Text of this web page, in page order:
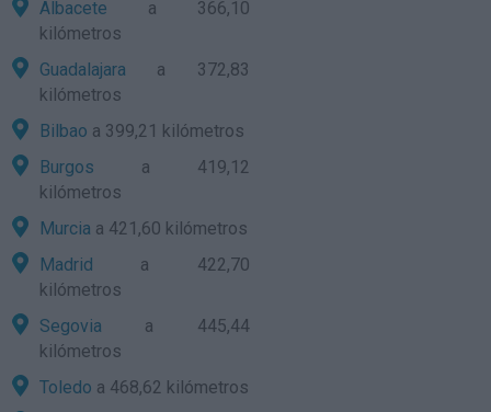
Albacete a 366,10
kilómetros
Guadalajara a 372,83
kilómetros
Bilbao a 399,21 kilómetros
Burgos a 419,12
kilómetros
Murcia a 421,60 kilómetros
Madrid a 422,70
kilómetros
Segovia a 445,44
kilómetros
Toledo a 468,62 kilómetros